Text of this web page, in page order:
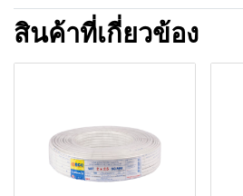
สินค้าที่เกี่ยวข้อง